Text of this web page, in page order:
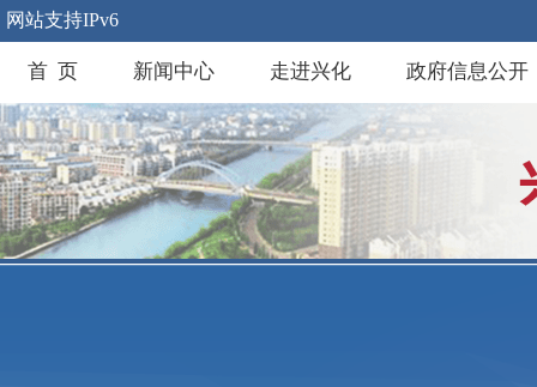
网站支持IPv6
首 页 新闻中心 走进兴化 政府信息公开